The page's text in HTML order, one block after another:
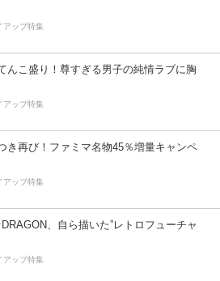
アップ特集
んこ盛り！尊すぎる男子の純情ラブに胸
アップ特集
き再び！ファミマ名物45％増量キャンペ
アップ特集
、自ら描いた”レトロフューチャ
アップ特集